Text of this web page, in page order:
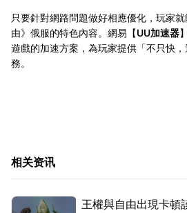
只要針對網路問題做好相應優化，玩家
由》俄服的特色內容。網易【UU加速器
遊戲的加速方案，為玩家提供「不只快
務。
相关资讯
王權與自由出現卡頓